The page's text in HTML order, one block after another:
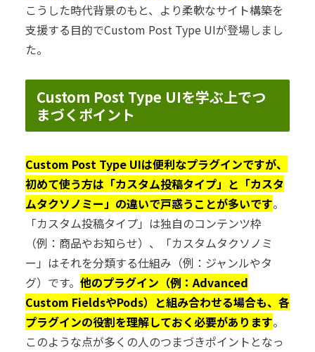
こうした時代背景のもと、より柔軟なサイト構築を
支援する目的でCustom Post Type UIが登場しまし
た。
Custom Post Type UIを学ぶ上でつ
まづくポイント
Custom Post Type UIは便利なプラグインですが、
初めて使う方は「カスタム投稿タイプ」と「カスタ
ムタクソノミー」の違いで戸惑うことが多いです。
「カスタム投稿タイプ」は独自のコンテンツ枠
（例：商品やお知らせ）、「カスタムタクソノミ
ー」はそれを分類する仕組み（例：ジャンルやタ
グ）です。 他のプラグイン（例：Advanced
Custom FieldsやPods）と組み合わせる場合も、各
プラグインの役割を理解しておく必要があります。
このような点が多くの人のつまづきポイントとなっ